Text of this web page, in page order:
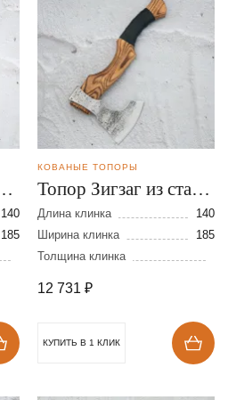
140
185
КОВАНЫЕ ТОПОРЫ
Топор Зигзаг из стали
9ХС
Длина клинка
140
Ширина клинка
185
Толщина клинка
12 731 ₽
КУПИТЬ В 1 КЛИК